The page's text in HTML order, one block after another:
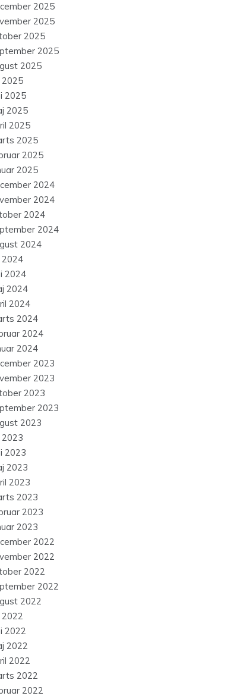
2025
2025
2025
2025
2025
2025
2025
2025
2025
2025
2025
2025
2024
2024
2024
2024
2024
2024
2024
2024
2024
2024
2024
2024
2023
2023
2023
2023
2023
2023
2023
2023
2023
2023
2023
2023
2022
2022
2022
2022
2022
2022
2022
2022
2022
2022
2022